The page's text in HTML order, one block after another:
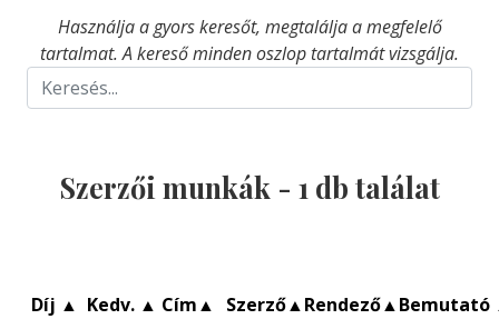
Használja a gyors keresőt, megtalálja a megfelelő
tartalmat. A kereső minden oszlop tartalmát vizsgálja.
Szerzői munkák - 1 db találat
Díj ▲ Kedv. ▲ Cím▲ Szerző▲Rendező▲Bemutató